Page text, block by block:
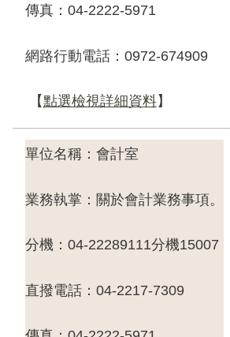
傳真： 04-2222-5971
網路行動電話： 0972-674909
【點選檢視詳細資料】
單位名稱：會計室
業務執掌：關於會計業務事項。
分機： 04-22289111分機15007
直撥電話： 04-2217-7309